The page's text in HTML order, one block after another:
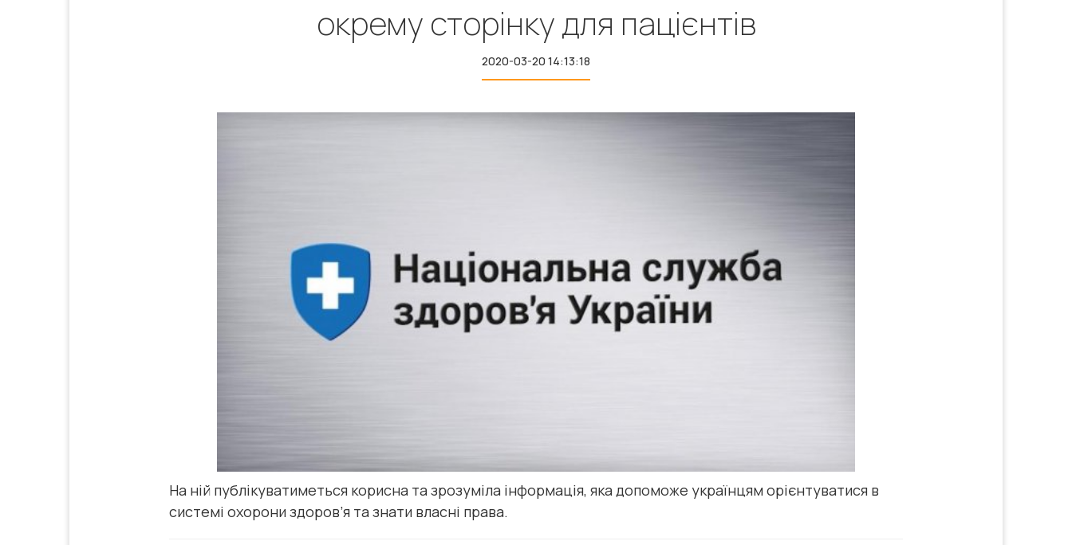
окрему сторінку для пацієнтів
2020-03-20 14:13:18
На ній публікуватиметься корисна та зрозуміла інформація, яка допоможе українцям орієнтуватися в
системі охорони здоров’я та знати власні права.